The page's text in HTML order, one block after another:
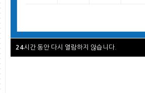
24시간 동안 다시 열람하지 않습니다.